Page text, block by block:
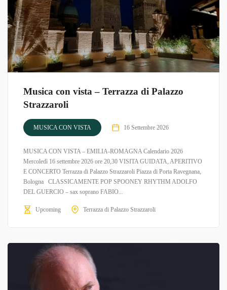
Musica con vista – Terrazza di Palazzo
Strazzaroli
MUSICA CON VISTA 16 Settembre 2026
MUSICA CON VISTA – EMILIA-ROMAGNA Calendario 2026
Mercoledì 16 settembre 2026 ore 20,30 VISITA GUIDATA, APERITIVO
E CONCERTO Terrazza di Palazzo Strazzaroli Piazza di Porta Ravegnana,
Bologna CLASSICAMENTE POP SPOONEY RHYTHM ADOLFO
DEL GUERCIO – sax soprano FABIO...
Upcoming Terrazza di Palazzo Strazzaroli